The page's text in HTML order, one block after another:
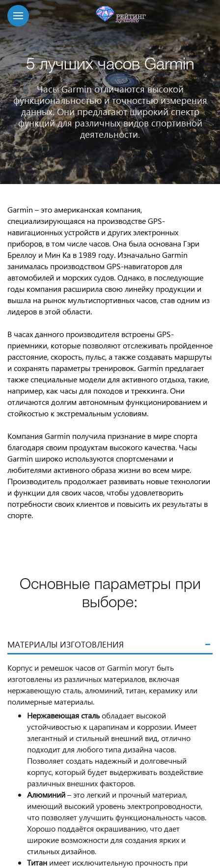
5 лучших часов Garmin
Часы Garmin отличаются высокой
функциональностью и точностью измерения
данных. Они предлагают широкий спектр
функций для различных видов спортивной
деятельности.
Garmin – это американская компания,
специализирующаяся на производстве GPS-
навигационных устройств и других электронных
приборов, в том числе часов. Она была основана Гэри
Бреллоу и Мин Ка в 1989 году. Изначально Garmin
занималась производством GPS-навигаторов для
автомобилей и морских судов. Однако, в последующие
годы компания расширила свою линейку продукции и
вышла на рынок мультиспортивных часов, став одним из
лидеров в этой области.
В часах данного производителя встроены GPS-
приемники, которые позволяют отслеживать пройденное
расстояние, скорость, пульс, а также создавать маршруты
и сохранять параметры тренировок. Garmin предлагает
также специальные модели для активного отдыха, такие,
например, как часы для походов и треккинга. Они
отличаются долгим автономным функционированием и
стойкостью к экстремальным условиям.
Компания Garmin получила признание в мире спорта
благодаря своим продуктам высокого качества. Часы
Garmin широко используются спортсменами и
любителями активного образа жизни во всем мире.
Производитель продолжает развивать новые технологии
и функции для своих часов, чтобы удовлетворить
потребности своих клиентов и повысить их результаты в
спорте.
Основные параметры при
выборе:
МАТЕРИАЛЫ ИЗГОТОВЛЕНИЯ
Корпус и ремешок часов от Garmin могут быть
изготовлены из различных материалов, включая
нержавеющую сталь, алюминий, титан, керамику или
полимерные материалы.
Нержавеющая стальобладает высокой
устойчивостью к царапинам и коррозии. Имеет
элегантный и стильный внешний вид, отлично
подходит для любого типа дизайна часов.
Позволяет создать надежный и долговечный
корпус, который будет выдерживать воздействие
различных внешних факторов.
Алюминий– это легкий и прочный материал,
имеющий высокий уровень электропроводности,
что позволяет улучшить функциональность часов.
Хорошо поддаётся окрашиванию, что дает
широкие возможности для создания ярких и
стильных дизайнов.
Титан имеет исключительную прочность при